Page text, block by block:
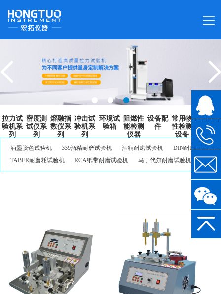
拉力试
验机系
列
密度测
试仪系
列
熔融指
数仪系
列
冲击试
验机系
列
环境试
验箱
阻燃性
能检测
仪器
设备配
件
常用物
性检测
设备
耐磨耗
检测系
列
油墨脱色试验机 339酒精耐磨试验机 酒精耐磨试验机
DIN耐磨试验机
TABER耐磨耗试验机
RCA纸带耐磨试验机 马丁代尔耐磨试验机